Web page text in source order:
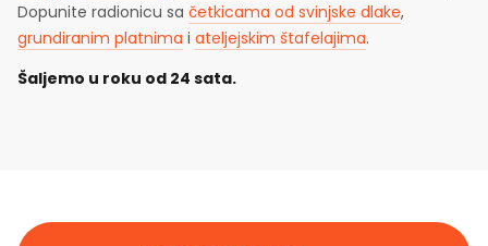
Dopunite radionicu sa četkicama od svinjske dlake,
grundiranim platnima i ateljejskim štafelajima.
Šaljemo u roku od 24 sata.